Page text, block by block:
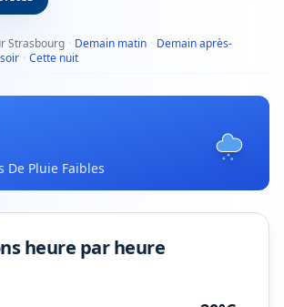
Strasbourg · Demain matin · Demain après-
· Cette nuit
De Pluie Faibles
heure par heure